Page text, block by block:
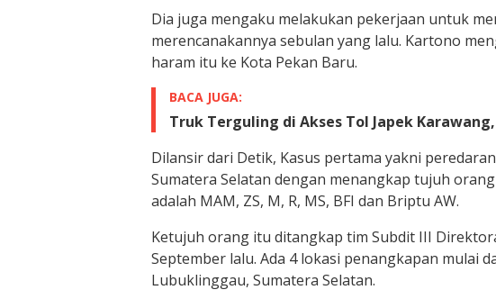
Dia juga mengaku melakukan pekerjaan untuk
merencanakannya sebulan yang lalu. Kartono
haram itu ke Kota Pekan Baru.
BACA JUGA:
Truk Terguling di Akses Tol Japek
Dilansir dari Detik, Kasus pertama yakni
Sumatera Selatan dengan menangkap tujuh
adalah MAM, ZS, M, R, MS, BFI dan Briptu AW.
Ketujuh orang itu ditangkap tim Subdit III
September lalu. Ada 4 lokasi penangkapan mulai
Lubuklinggau, Sumatera Selatan.